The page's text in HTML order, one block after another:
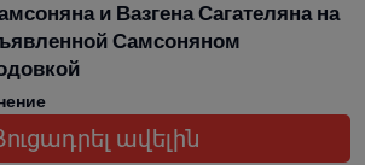
и Вазгена Сагателяна на
Самсоняном
ավելին